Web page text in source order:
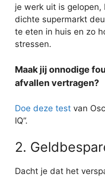
je werk uit is gelopen,
dichte supermarkt
te eten in huis en zo
stressen.
Maak jij onnodige
afvallen vertragen?
Doe deze test van
IQ”.
2.
Dacht je dat het